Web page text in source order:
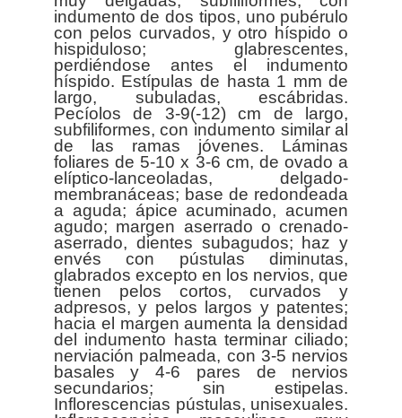
indumento de dos tipos, uno pubérulo
con pelos curvados, y otro híspido o
hispiduloso; glabrescentes,
perdiéndose antes el indumento
híspido. Estípulas de hasta 1 mm de
largo, subuladas, escábridas.
Pecíolos de 3-9(-12) cm de largo,
subfiliformes, con indumento similar al
de las ramas jóvenes. Láminas
foliares de 5-10 x 3-6 cm, de ovado a
elíptico-lanceoladas, delgado-
membranáceas; base de redondeada
a aguda; ápice acuminado, acumen
agudo; margen aserrado o crenado-
aserrado, dientes subagudos; haz y
envés con pústulas diminutas,
glabrados excepto en los nervios, que
tienen pelos cortos, curvados y
adpresos, y pelos largos y patentes;
hacia el margen aumenta la densidad
del indumento hasta terminar ciliado;
nerviación palmeada, con 3-5 nervios
basales y 4-6 pares de nervios
secundarios; sin estipelas.
Inflorescencias pústulas, unisexuales.